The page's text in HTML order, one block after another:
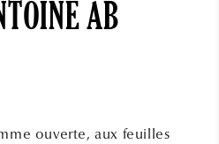
AB
ouverte, aux feuilles